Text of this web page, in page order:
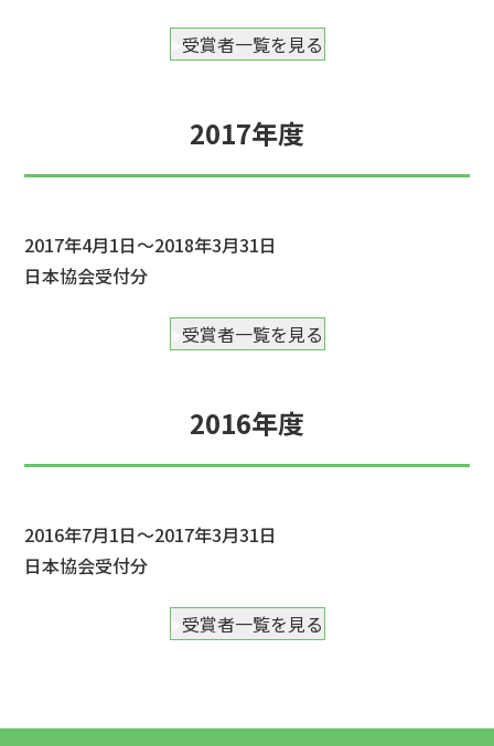
受賞者一覧を見る
2017年度
2017年4月1日～2018年3月31日
日本協会受付分
受賞者一覧を見る
2016年度
2016年7月1日～2017年3月31日
日本協会受付分
受賞者一覧を見る